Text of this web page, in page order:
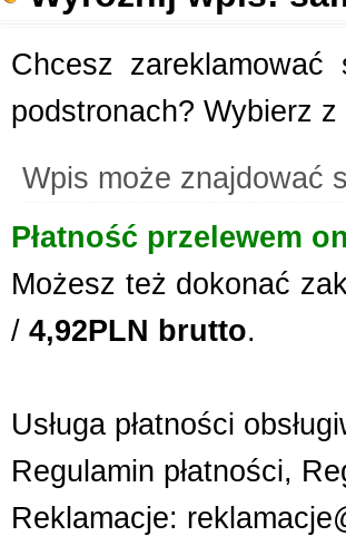
Chcesz
podstronach? Wybierz
Wpis może znajdować
Płatność przelewem
Możesz też dokonać
/ 4,92PLN brutto.
Usługa płatności
Regulamin płatności,
Reklamacje: